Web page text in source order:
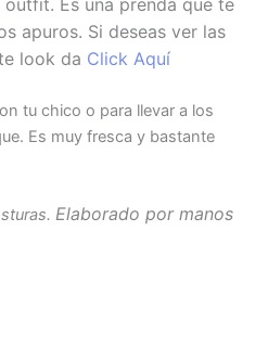
apuros. Si deseas ver las
look da Click Aquí
tu chico o para llevar a los
Es muy fresca y bastante
Elaborado por manos